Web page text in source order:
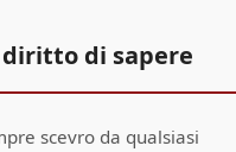
di sapere
scevro da qualsiasi